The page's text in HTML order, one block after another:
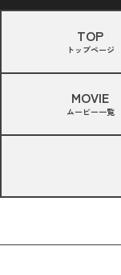
TOP
トップページ
MOVIE
ムービー一覧